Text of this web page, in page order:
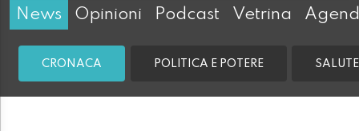
News Opinioni Podcast Vetrina
CRONACA POLITICA E POTERE